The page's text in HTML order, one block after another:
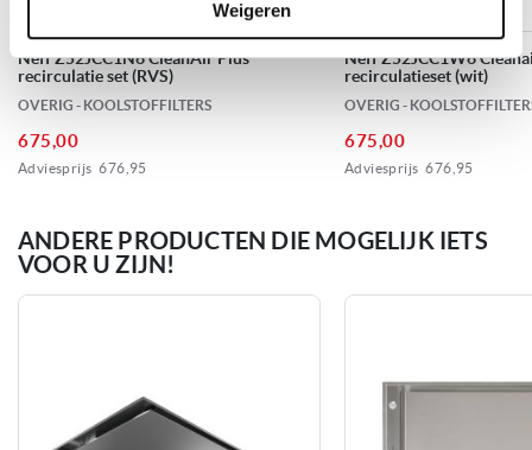
Weigeren
Geluidsniveau min.
Geluidsniveau boost
Aansluitwaarde
Neff Z52JCC1N6 CleanAir Plus
recirculatie set (RVS)
OVERIG - KOOLSTOFFILTERS
675,00
Adviesprijs 676,95
Neff Z52JCC1W6
recirculatieset (wit)
OVERIG -
675,00
Adviesprijs 676,95
ANDERE PRODUCTEN DIE MOGELIJK IETS
VOOR U ZIJN!